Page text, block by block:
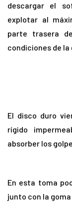
descargar el
explotar al
parte trasera
condiciones de
El disco duro
rígido
absorber los
En esta toma
junto con la